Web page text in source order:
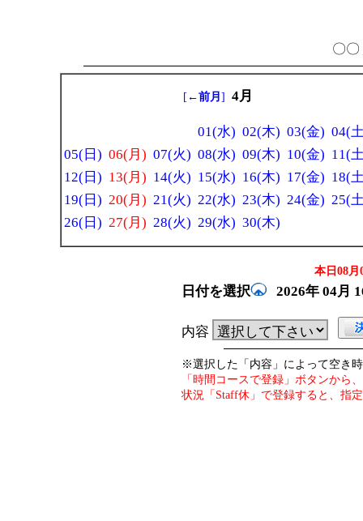
〇
[ ←前月 ] 4月
01(水) 02(木) 03(金) 04(
05(日) 06(月) 07(火) 08(水) 09(木) 10(金) 11(
12(日) 13(月) 14(火) 15(水) 16(木) 17(金) 18(
19(日) 20(月) 21(火) 22(水) 23(木) 24(金) 25(
26(日) 27(月) 28(火) 29(水) 30(木)
本日08月
日付を選択 2026年 04月
内容
※選択した「内容」によって空き
「時間コースで登録」ボタンから
状況「Staff休」で登録すると、指